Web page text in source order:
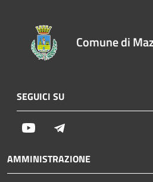
Comune di
SEGUICI SU
Youtube
AMMINISTRAZIONE